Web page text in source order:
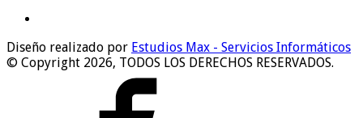
Diseño realizado por Estudios Max - Servicios Informáticos
© Copyright 2026, TODOS LOS DERECHOS RESERVADOS.